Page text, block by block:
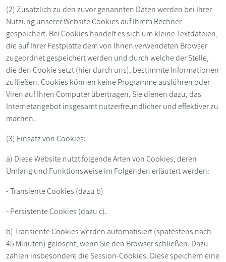
(2) Zusätzlich zu den zuvor genannten Daten werden bei Ihrer
Nutzung unserer Website Cookies auf Ihrem Rechner
gespeichert. Bei Cookies handelt es sich um kleine Textdateien,
die auf Ihrer Festplatte dem von Ihnen verwendeten Browser
zugeordnet gespeichert werden und durch welche der Stelle,
die den Cookie setzt (hier durch uns), bestimmte Informationen
zufließen. Cookies können keine Programme ausführen oder
Viren auf Ihren Computer übertragen. Sie dienen dazu, das
Internetangebot insgesamt nutzerfreundlicher und effektiver zu
machen.
(3) Einsatz von Cookies:
a) Diese Website nutzt folgende Arten von Cookies, deren
Umfang und Funktionsweise im Folgenden erläutert werden:
- Transiente Cookies (dazu b)
- Persistente Cookies (dazu c).
b) Transiente Cookies werden automatisiert (spätestens nach
45 Minuten) gelöscht, wenn Sie den Browser schließen. Dazu
zählen insbesondere die Session-Cookies. Diese speichern eine